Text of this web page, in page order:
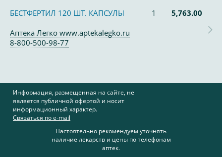
БЕСТФЕРТИЛ 120 ШТ. КАПСУЛЫ 1
5,763.00
Аптека Легко www.aptekalegko.ru
8-800-500-98-77
Информация, размещенная на сайте, не
является публичной офертой и носит
информационный характер.
Связаться по e-mail
Настоятельно рекомендуем уточнять
наличие лекарств и цены по телефонам
аптек.